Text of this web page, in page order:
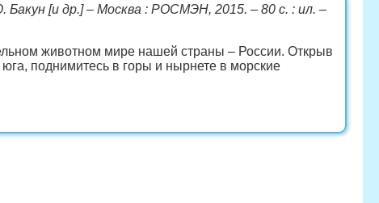
Бакун [и др.] – Москва : РОСМЭН, 2015. – 80 с. : ил. –
животном мире нашей страны – России. Открыв
поднимитесь в горы и нырнете в морские